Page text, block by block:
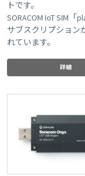
トです。
SORACOM IoT SIM「
サブスクリプション
れています。
詳細